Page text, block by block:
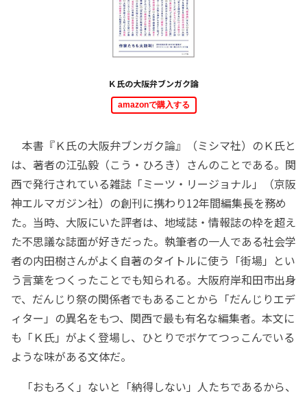
Ｋ氏の大阪弁ブンガク論
amazonで購入する
本書『Ｋ氏の大阪弁ブンガク論』（ミシマ社）のＫ氏と
は、著者の江弘毅（こう・ひろき）さんのことである。関
西で発行されている雑誌「ミーツ・リージョナル」（京阪
神エルマガジン社）の創刊に携わり12年間編集長を務め
た。当時、大阪にいた評者は、地域誌・情報誌の枠を超え
た不思議な誌面が好きだった。執筆者の一人である社会学
者の内田樹さんがよく自著のタイトルに使う「街場」とい
う言葉をつくったことでも知られる。大阪府岸和田市出身
で、だんじり祭の関係者でもあることから「だんじりエデ
ィター」の異名をもつ、関西で最も有名な編集者。本文に
も「Ｋ氏」がよく登場し、ひとりでボケてつっこんでいる
ような味がある文体だ。
「おもろく」ないと「納得しない」人たちであるから、